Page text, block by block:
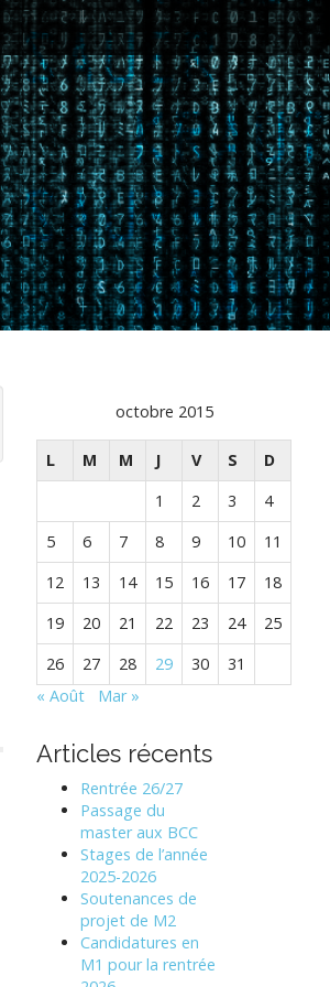
octobre 2015
L M M J V S
D
1
2 3
4
5
6 7 8 9 10
11
12
13 14 15 16 17
18
19
20 21 22 23 24
25
26
27 28 29 30
31
« Août
Mar »
Articles récents
Rentrée 26/27
Passage du
master aux BCC
Stages de l’année
2025-2026
Soutenances de
projet de M2
Candidatures en
M1 pour la rentrée